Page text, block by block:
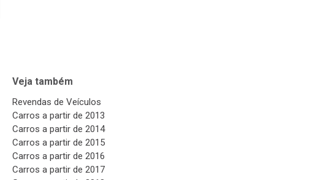
Veja também
Revendas de Veículos
Carros a partir de 2013
Carros a partir de 2014
Carros a partir de 2015
Carros a partir de 2016
Carros a partir de 2017